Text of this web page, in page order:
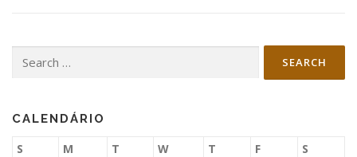
for:
CALENDÁRIO
S M T W T F S